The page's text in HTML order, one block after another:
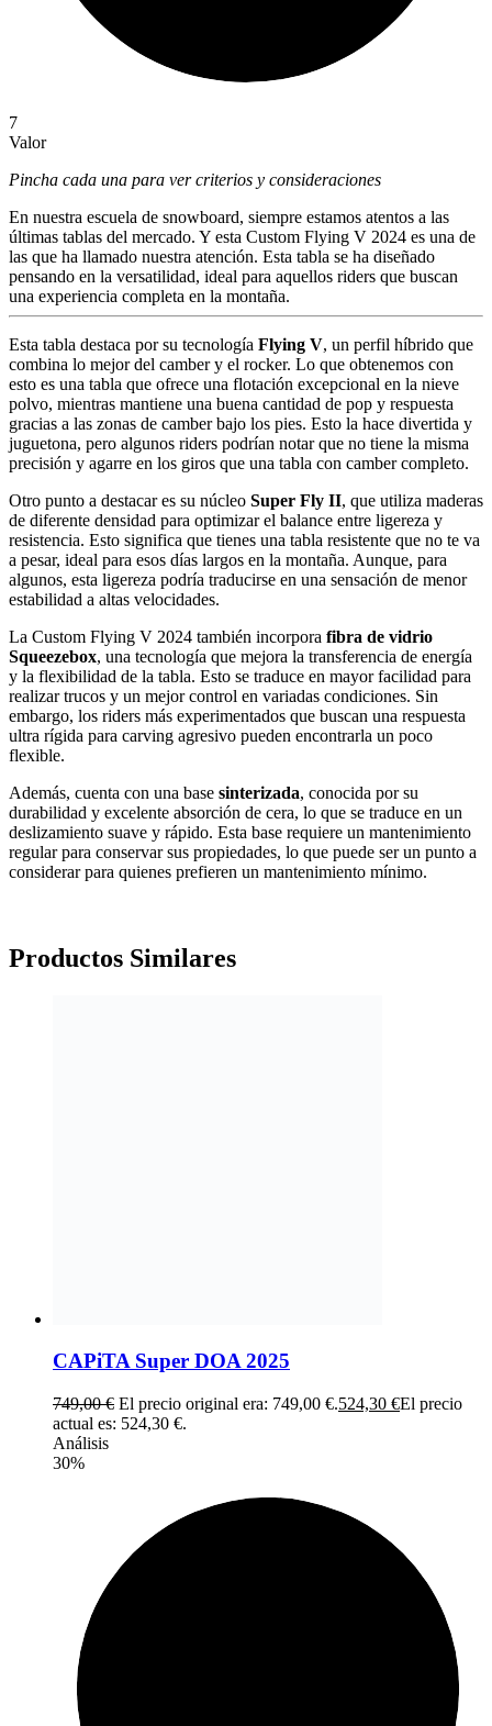
7
Valor
Pincha cada una para ver criterios y consideraciones
En nuestra escuela de snowboard, siempre estamos atentos a las
últimas tablas del mercado. Y esta Custom Flying V 2024 es una de
las que ha llamado nuestra atención. Esta tabla se ha diseñado
pensando en la versatilidad, ideal para aquellos riders que buscan
una experiencia completa en la montaña.
Esta tabla destaca por su tecnología Flying V, un perfil híbrido que
combina lo mejor del camber y el rocker. Lo que obtenemos con
esto es una tabla que ofrece una flotación excepcional en la nieve
polvo, mientras mantiene una buena cantidad de pop y respuesta
gracias a las zonas de camber bajo los pies. Esto la hace divertida y
juguetona, pero algunos riders podrían notar que no tiene la misma
precisión y agarre en los giros que una tabla con camber completo.
Otro punto a destacar es su núcleo Super Fly II, que utiliza maderas
de diferente densidad para optimizar el balance entre ligereza y
resistencia. Esto significa que tienes una tabla resistente que no te va
a pesar, ideal para esos días largos en la montaña. Aunque, para
algunos, esta ligereza podría traducirse en una sensación de menor
estabilidad a altas velocidades.
La Custom Flying V 2024 también incorpora fibra de vidrio
Squeezebox, una tecnología que mejora la transferencia de energía
y la flexibilidad de la tabla. Esto se traduce en mayor facilidad para
realizar trucos y un mejor control en variadas condiciones. Sin
embargo, los riders más experimentados que buscan una respuesta
ultra rígida para carving agresivo pueden encontrarla un poco
flexible.
Además, cuenta con una base sinterizada, conocida por su
durabilidad y excelente absorción de cera, lo que se traduce en un
deslizamiento suave y rápido. Esta base requiere un mantenimiento
regular para conservar sus propiedades, lo que puede ser un punto a
considerar para quienes prefieren un mantenimiento mínimo.
Productos Similares
CAPiTA Super DOA 2025
749,00€ El precio original era: 749,00 €.524,30 €El precio
actual es: 524,30 €.
Análisis
30%